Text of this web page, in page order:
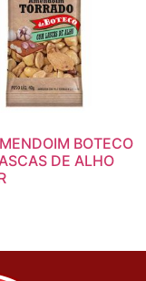
BOTECO
DE ALHO